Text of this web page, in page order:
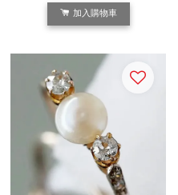
加入購物車